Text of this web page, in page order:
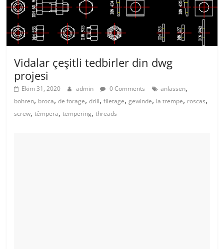
Vidalar çeşitli tedbirler din dwg
projesi
Ekim 31, 2020 admin 0 Comments anlassen,
bohren, broca,de forage,drill,filetage,gewinde, la trempe, roscas,
screw,têmpera,tempering,threads